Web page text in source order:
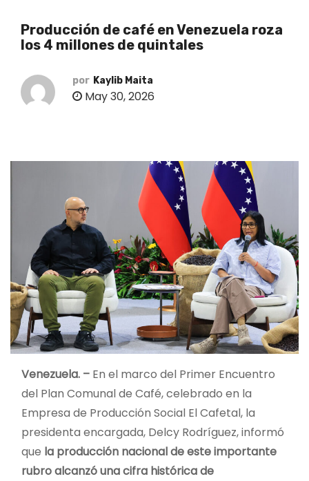
Producción de café en Venezuela roza
los 4 millones de quintales
por Kaylib Maita
May 30, 2026
Venezuela. – En el marco del Primer Encuentro
del Plan Comunal de Café, celebrado en la
Empresa de Producción Social El Cafetal, la
presidenta encargada, Delcy Rodríguez, informó
que la producción nacional de este importante
rubro alcanzó una cifra histórica de